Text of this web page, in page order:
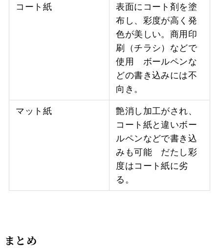
コート紙
表面にコート剤を塗
布し、彩度が高く発
色が美しい。商用印
刷（チラシ）などで
使用 ボールペンな
どの書き込みには不
向き。
マット紙
艶消し加工がされ、
コート紙と違いボー
ルペンなどで書き込
みも可能 だたし彩
度はコート紙に劣
る。
まとめ